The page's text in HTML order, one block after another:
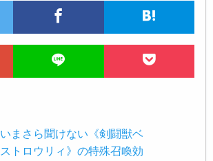
いまさら聞けない《剣闘獣ベ
ストロウリィ》の特殊召喚効